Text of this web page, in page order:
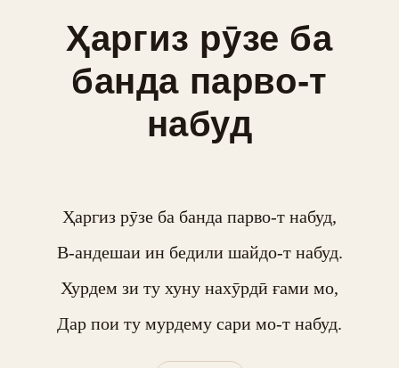
Ҳаргиз рӯзе ба
банда парво-т
набуд
Ҳаргиз рӯзе ба банда парво-т набуд,
В-андешаи ин бедили шайдо-т набуд.
Хурдем зи ту хуну нахӯрдӣ ғами мо,
Дар пои ту мурдему сари мо-т набуд.